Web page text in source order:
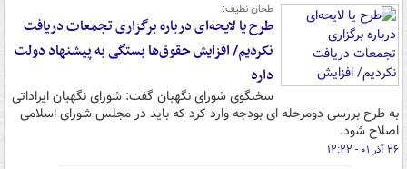
طحان نظیف:
طرح یا لایحه‌ای درباره برگزاری تجمعات دریافت
نکردیم/ افزایش حقوق‌ها بستگی به پیشنهاد دولت
دارد
سخنگوی شورای نگهبان گفت: شورای نگهبان ایراداتی
به طرح بررسی دومرحله ای بودجه وارد کرد که باید در مجلس شورای اسلامی
اصلاح شود.
۲۶ آذر ۰۱ - ۱۲:۲۲